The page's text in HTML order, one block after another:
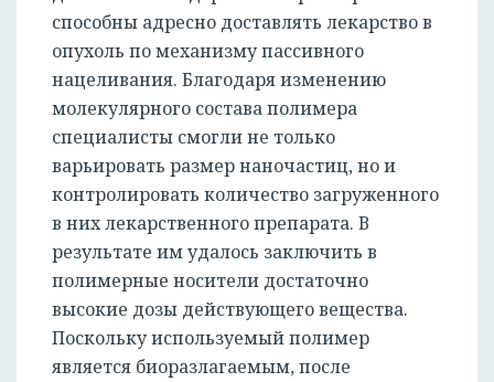
способны адресно доставлять лекарство в
опухоль по механизму пассивного
нацеливания. Благодаря изменению
молекулярного состава полимера
специалисты смогли не только
варьировать размер наночастиц, но и
контролировать количество загруженного
в них лекарственного препарата. В
результате им удалось заключить в
полимерные носители достаточно
высокие дозы действующего вещества.
Поскольку используемый полимер
является биоразлагаемым, после
РЕГИСТРАЦИЯ